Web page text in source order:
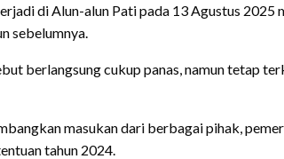
di Alun-alun Pati pada 13 Agustus
sebelumnya.
berlangsung cukup panas, namun tetap
masukan dari berbagai pihak,
tahun 2024.